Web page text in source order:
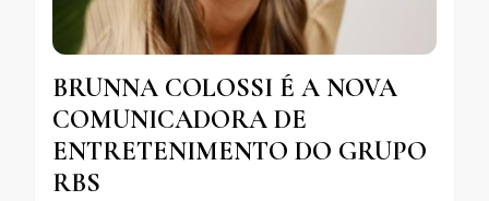
BRUNNA COLOSSI É A NOVA
COMUNICADORA DE
ENTRETENIMENTO DO GRUPO
RBS